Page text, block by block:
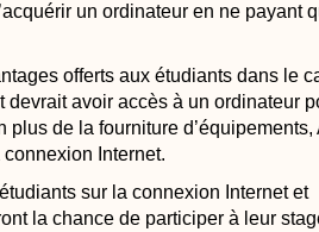
un ordinateur en ne payant
offerts aux étudiants dans le
avoir accès à un ordinateur
de la fourniture d’équipements,
Internet.
sur la connexion Internet et
la chance de participer à leur